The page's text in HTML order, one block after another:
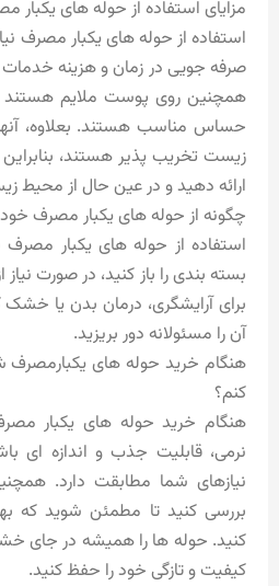
مزایای استفاده از حوله های
استفاده از حوله های یکبار مصرف
صرفه جویی در زمان و هزینه
همچنین روی پوست ملایم هستند
حساس مناسب هستند. بعلاوه،
زیست تخریب پذیر هستند،
ارائه دهید و در عین حال از محیط
چگونه از حوله های یکبار مصرف
استفاده از حوله های یکبار
بسته بندی را باز کنید، در صورت
برای آرایشگری، درمان بدن یا
آن را مسئولانه دور بریزید.
هنگام خرید حوله های یکبارمصرف
کنم؟
هنگام خرید حوله های یکبار مصرف
نرمی، قابلیت جذب و اندازه ای
نیازهای شما مطابقت دارد.
بررسی کنید تا مطمئن شوید که
کنید. حوله ها را همیشه در جای
کیفیت و تازگی خود را حفظ کنید.